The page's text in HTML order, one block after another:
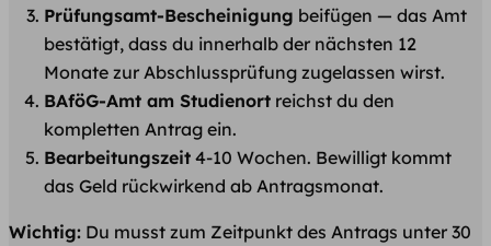
Prüfungsamt-Bescheinigung beifügen — das Amt
bestätigt, dass du innerhalb der nächsten 12
Monate zur Abschlussprüfung zugelassen wirst.
BAföG-Amt am Studienort reichst du den
kompletten Antrag ein.
Bearbeitungszeit 4-10 Wochen. Bewilligt kommt
das Geld rückwirkend ab Antragsmonat.
Wichtig: Du musst zum Zeitpunkt des Antrags unter 30